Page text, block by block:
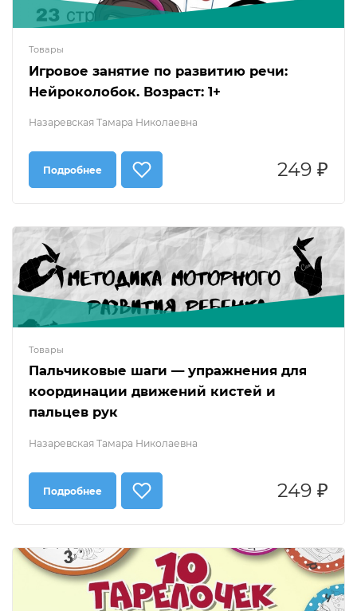
Товары
Игровое занятие по развитию речи:
Нейроколобок. Возраст: 1+
Назаревская Тамара Николаевна
Подробнее 249 ₽
Товары
Пальчиковые шаги — упражнения для
координации движений кистей и
пальцев рук
Назаревская Тамара Николаевна
Подробнее 249 ₽